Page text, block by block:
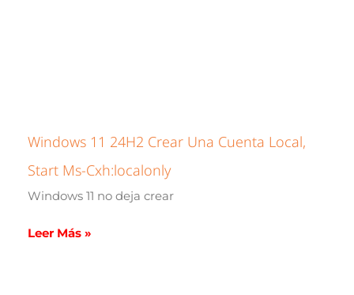
Windows 11 24H2 Crear Una Cuenta Local,
Start Ms-Cxh:localonly
Windows 11 no deja crear
Leer Más »